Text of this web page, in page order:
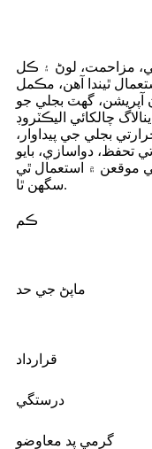
مزاحمت، لوڻ ۽ ڪل
ٿيندا آهن، مڪمل
گهٽ بجلي جو
چالکائي اليڪٽروڊ
بجلي جي پيداوار،
تحفظ، دواسازي، بايو
موقعن ۾ استعمال ٿي
سگهن ٿا.
ڪم
ماپڻ جي حد
قرارداد
درستگي
گرمي پد معاوضو